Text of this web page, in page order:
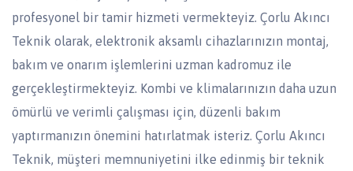
profesyonel bir tamir hizmeti vermekteyiz. Çorlu Akıncı
Teknik olarak, elektronik aksamlı cihazlarınızın montaj,
bakım ve onarım işlemlerini uzman kadromuz ile
gerçekleştirmekteyiz. Kombi ve klimalarınızın daha uzun
ömürlü ve verimli çalışması için, düzenli bakım
yaptırmanızın önemini hatırlatmak isteriz. Çorlu Akıncı
Teknik, müşteri memnuniyetini ilke edinmiş bir teknik